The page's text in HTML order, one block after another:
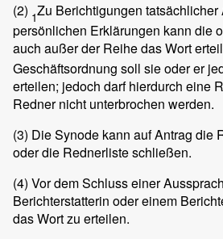
(2) 1Zu Berichtigungen tatsächlicher
persönlichen Erklärungen kann die
auch außer der Reihe das Wort
Geschäftsordnung soll sie oder er
erteilen; jedoch darf hierdurch eine
Redner nicht unterbrochen werden.
(3) Die Synode kann auf Antrag die
oder die Rednerliste schließen.
(4) Vor dem Schluss einer
Berichterstatterin oder einem
das Wort zu erteilen.